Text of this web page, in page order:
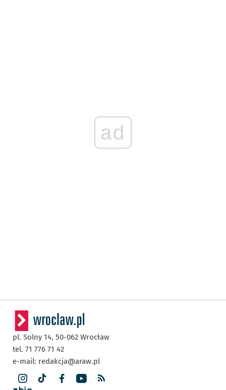
ad
pl. Solny 14, 50-062 Wrocław
tel. 71 776 71 42
e-mail: redakcja@araw.pl